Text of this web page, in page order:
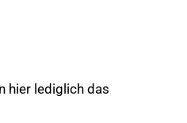
hier lediglich das